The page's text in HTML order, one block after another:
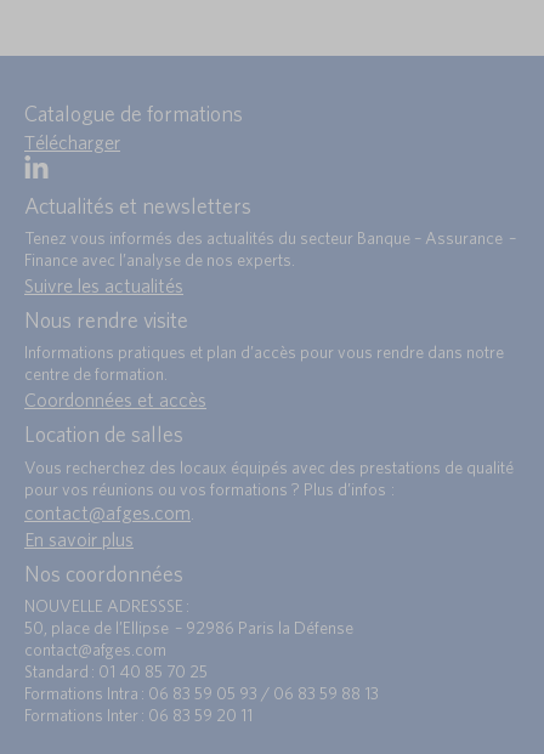
Catalogue de formations
Télécharger
Actualités et newsletters
Tenez vous informés des actualités du secteur Banque – Assurance –
Finance avec l’analyse de nos experts.
Suivre les actualités
Nous rendre visite
Informations pratiques et plan d’accès pour vous rendre dans notre
centre de formation.
Coordonnées et accès
Location de salles
Vous recherchez des locaux équipés avec des prestations de qualité
pour vos réunions ou vos formations ? Plus d’infos :
contact@afges.com
En savoir plus
Nos coordonnées
NOUVELLE ADRESSSE :
50, place de l’Ellipse – 92986 Paris la Défense
contact@afges.com
Standard : 01 40 85 70 25
Formations Intra : 06 83 59 05 93 / 06 83 59 88 13
Formations Inter : 06 83 59 20 11